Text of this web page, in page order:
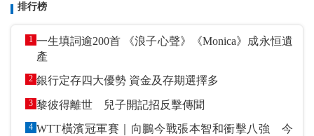
排行榜
1 一生填詞逾200首 《浪子心聲》《Monica》成永恒遺
產
2 銀行定存四大優勢 資金及存期選擇多
3 黎彼得離世 兒子開記招反擊傳聞
4 WTT橫濱冠軍賽｜向鵬今戰張本智和衝擊八強 今